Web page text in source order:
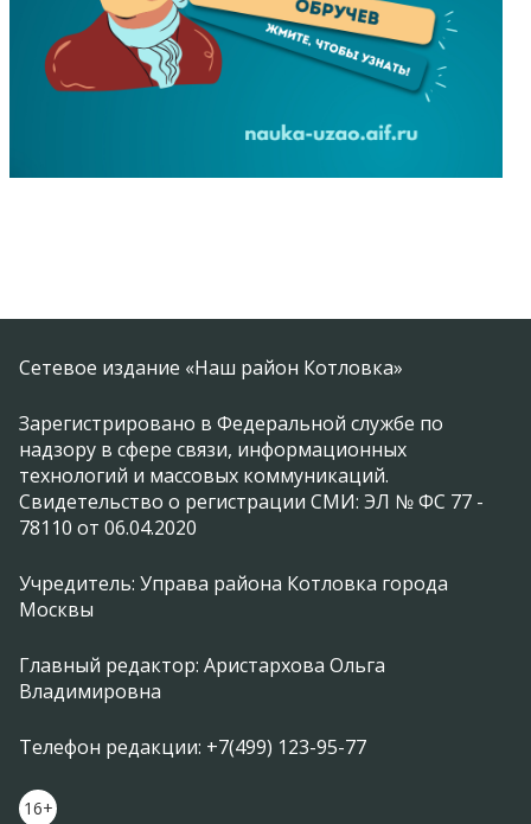
Сетевое издание «Наш район Котловка»
Зарегистрировано в Федеральной службе по
надзору в сфере связи, информационных
технологий и массовых коммуникаций.
Свидетельство о регистрации СМИ: ЭЛ № ФС 77 -
78110 от 06.04.2020
Учредитель: Управа района Котловка города
Москвы
Главный редактор: Аристархова Ольга
Владимировна
Телефон редакции: +7(499) 123-95-77
16+